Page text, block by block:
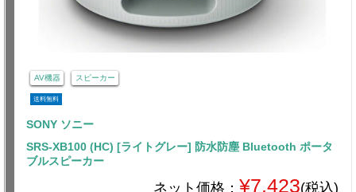
AV機器 スピーカー
送料無料
SONY ソニー
SRS-XB100 (HC) [ライトグレー] 防水防塵 Bluetooth ポータ
ブルスピーカー
ネット価格： ¥7,423(税込)